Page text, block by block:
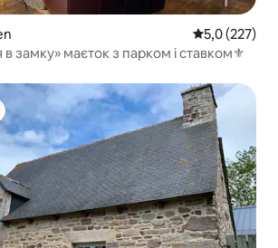
Середня
5,0 (227)
замку» маєток з парком і ставком⚜️